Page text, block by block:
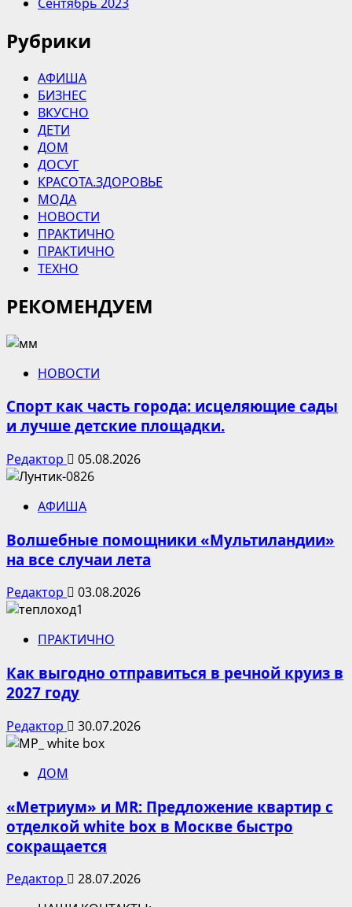
Рубрики
АФИША
БИЗНЕС
ВКУСНО
ДЕТИ
ДОМ
ДОСУГ
КРАСОТА.ЗДОРОВЬЕ
МОДА
НОВОСТИ
ПРАКТИЧНО
ПРАКТИЧНО
ТЕХНО
РЕКОМЕНДУЕМ
НОВОСТИ
Спорт как часть города: исцеляющие сады
и лучше детские площадки.
Редактор 05.08.2026
АФИША
Волшебные помощники «Мультиландии»
на все случаи лета
Редактор 03.08.2026
ПРАКТИЧНО
Как выгодно отправиться в речной круиз в
2027 году
Редактор 30.07.2026
ДОМ
«Метриум» и MR: Предложение квартир с
отделкой white box в Москве быстро
сокращается
Редактор
28.07.2026